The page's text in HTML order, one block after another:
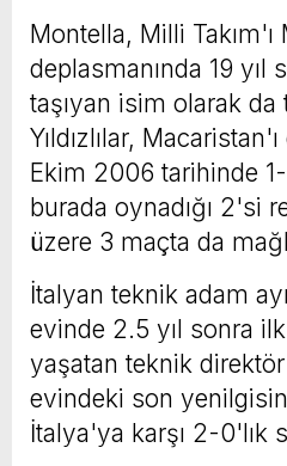
Montella, Milli Takım'ı
deplasmanında 19 yıl
taşıyan isim olarak
Yıldızlılar,
Ekim 2006 tarihinde
burada oynadığı 2'si
üzere 3 maçta da
İtalyan teknik adam
evinde 2.5 yıl sonra
yaşatan teknik
evindeki son
İtalya'ya karşı 2-0'lık